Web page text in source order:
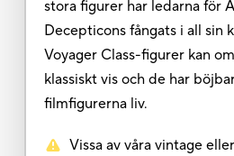
stora figurer har ledarna för
Decepticons fångats i all sin
Voyager Class-figurer kan
klassiskt vis och de har
filmfigurerna liv.
Vissa av våra vintage